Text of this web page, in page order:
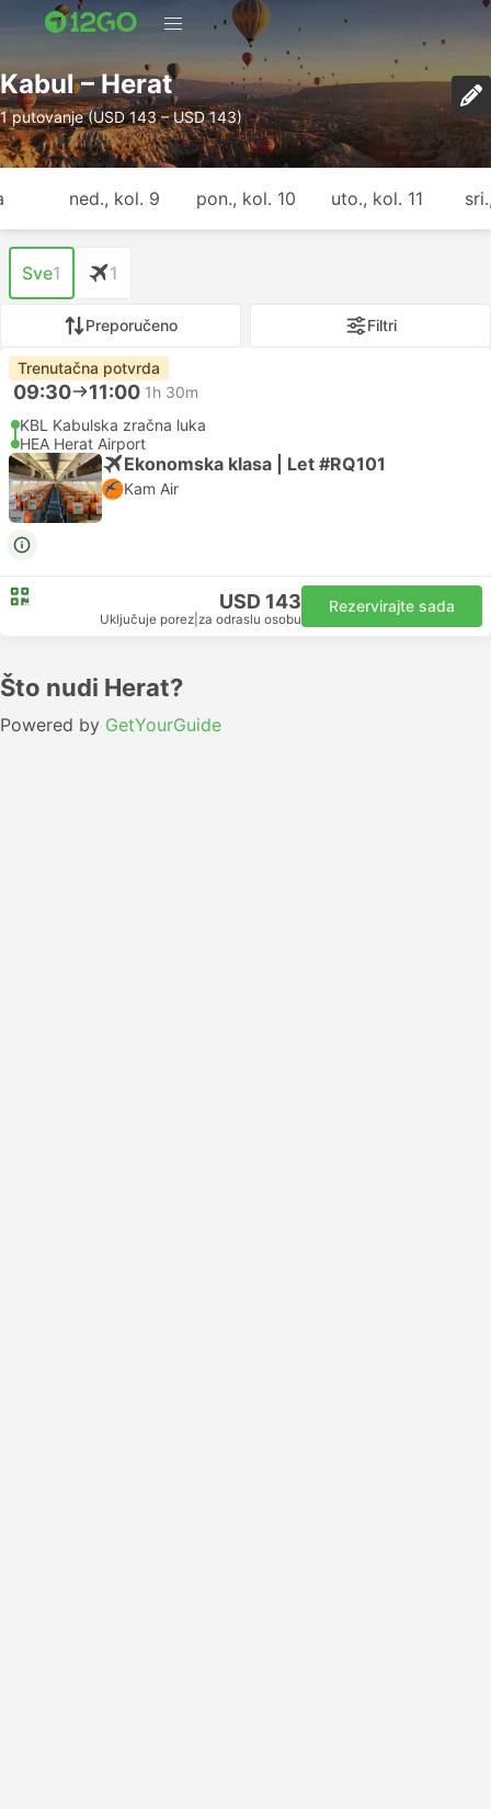
Kabul – Herat
1 putovanje (USD 143 – USD 143)
ned., kol. 9 pon., kol. 10 uto., kol. 11
Sve1 1
Preporučeno Filtri
Trenutačna potvrda
09:30 11:00 1h 30m
KBL Kabulska zračna luka
HEA Herat Airport
Ekonomska klasa | Let #RQ101
Kam Air
USD 143
Uključuje porez za odraslu osobu
Rezervirajte sada
Što nudi Herat?
Powered by GetYourGuide